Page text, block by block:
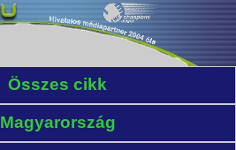
Összes cikk
Magyarország